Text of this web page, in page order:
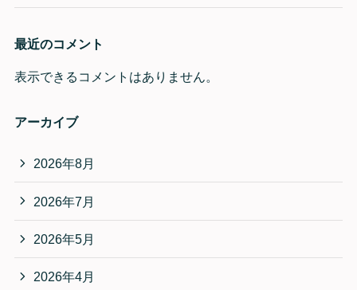
最近のコメント
表示できるコメントはありません。
アーカイブ
2026年8月
2026年7月
2026年5月
2026年4月